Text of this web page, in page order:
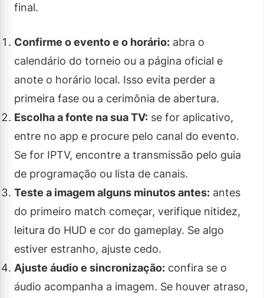
final.
Confirme o evento e o horário: abra o
calendário do torneio ou a página oficial e
anote o horário local. Isso evita perder a
primeira fase ou a cerimônia de abertura.
Escolha a fonte na sua TV: se for aplicativo,
entre no app e procure pelo canal do evento.
Se for IPTV, encontre a transmissão pelo guia
de programação ou lista de canais.
Teste a imagem alguns minutos antes: antes
do primeiro match começar, verifique nitidez,
leitura do HUD e cor do gameplay. Se algo
estiver estranho, ajuste cedo.
Ajuste áudio e sincronização: confira se o
áudio acompanha a imagem. Se houver atraso,